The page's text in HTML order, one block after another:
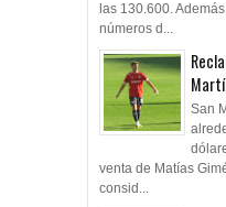
las 130.600.
números d...
San
venta de Matías
consid...